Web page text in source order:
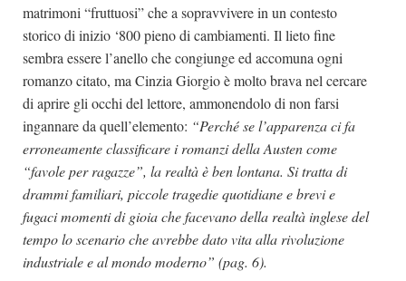
matrimoni “fruttuosi” che a sopravvivere in un contesto
storico di inizio ‘800 pieno di cambiamenti. Il lieto fine
sembra essere l’anello che congiunge ed accomuna ogni
romanzo citato, ma Cinzia Giorgio è molto brava nel cercare
di aprire gli occhi del lettore, ammonendolo di non farsi
ingannare da quell’elemento: “Perché se l’apparenza ci fa
erroneamente classificare i romanzi della Austen come
“favole per ragazze”, la realtà è ben lontana. Si tratta di
drammi familiari, piccole tragedie quotidiane e brevi e
fugaci momenti di gioia che facevano della realtà inglese del
tempo lo scenario che avrebbe dato vita alla rivoluzione
industriale e al mondo moderno” (pag. 6).